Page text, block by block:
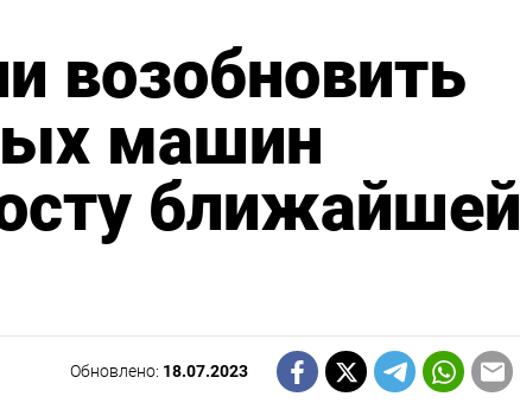
возобновить
машин
ближайшей
Обновлено: 18.07.2023